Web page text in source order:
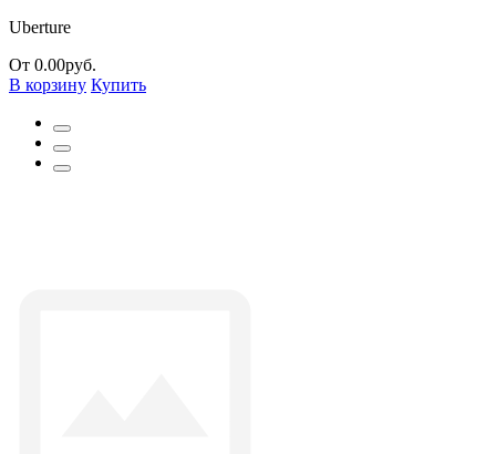
Uberture
От 0.00руб.
В корзину Купить